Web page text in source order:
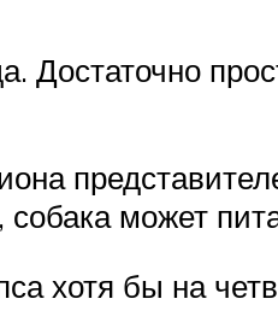
Достаточно
может
хотя бы на